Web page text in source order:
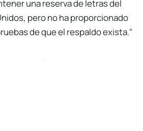
una reserva de letras del
pero no ha proporcionado
de que el respaldo exista."
adicional con